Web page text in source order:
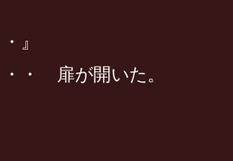
』
・ 扉が開いた。